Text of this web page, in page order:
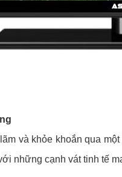
và khỏe khoắn qua
những cạnh vát tinh tế